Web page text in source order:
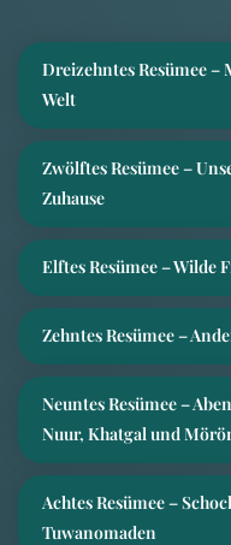
Dreizehntes Resümee –
Welt
Zwölftes Resümee –
Zuhause
Elftes Resümee – Wilde
Zehntes Resümee –
Neuntes Resümee –
Nuur, Khatgal und
Achtes Resümee –
Tuwanomaden